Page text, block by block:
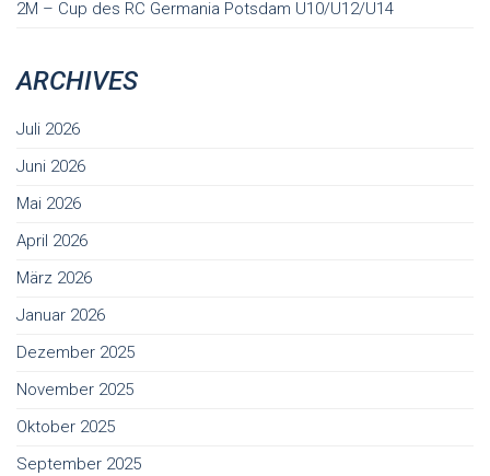
2M – Cup des RC Germania Potsdam U10/U12/U14
ARCHIVES
Juli 2026
Juni 2026
Mai 2026
April 2026
März 2026
Januar 2026
Dezember 2025
November 2025
Oktober 2025
September 2025